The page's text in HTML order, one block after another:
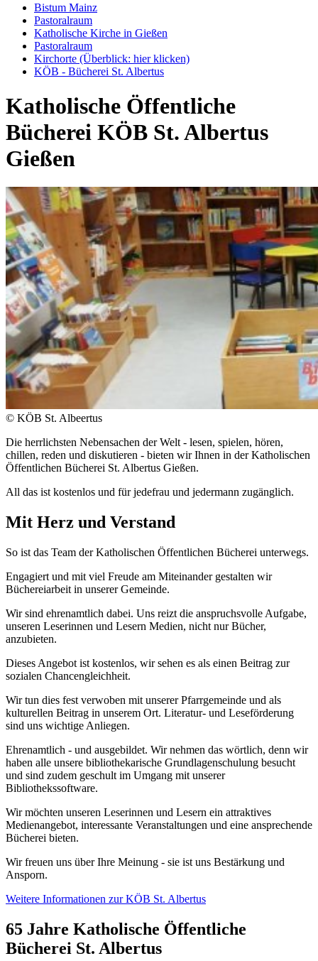
Bistum Mainz
Pastoralraum
Katholische Kirche in Gießen
Pastoralraum
Kirchorte (Überblick: hier klicken)
KÖB - Bücherei St. Albertus
Katholische Öffentliche
Bücherei KÖB St. Albertus
Gießen
© KÖB St. Albeertus
Die herrlichsten Nebensachen der Welt - lesen, spielen, hören,
chillen, reden und diskutieren - bieten wir Ihnen in der Katholischen
Öffentlichen Bücherei St. Albertus Gießen.
All das ist kostenlos und für jedefrau und jedermann zugänglich.
Mit Herz und Verstand
So ist das Team der Katholischen Öffentlichen Bücherei unterwegs.
Engagiert und mit viel Freude am Miteinander gestalten wir
Büchereiarbeit in unserer Gemeinde.
Wir sind ehrenamtlich dabei. Uns reizt die anspruchsvolle Aufgabe,
unseren Leserinnen und Lesern Medien, nicht nur Bücher,
anzubieten.
Dieses Angebot ist kostenlos, wir sehen es als einen Beitrag zur
sozialen Chancengleichheit.
Wir tun dies fest verwoben mit unserer Pfarrgemeinde und als
kulturellen Beitrag in unserem Ort. Literatur- und Leseförderung
sind uns wichtige Anliegen.
Ehrenamtlich - und ausgebildet. Wir nehmen das wörtlich, denn wir
haben alle unsere bibliothekarische Grundlagenschulung besucht
und sind zudem geschult im Umgang mit unserer
Bibliothekssoftware.
Wir möchten unseren Leserinnen und Lesern ein attraktives
Medienangebot, interessante Veranstaltungen und eine ansprechende
Bücherei bieten.
Wir freuen uns über Ihre Meinung - sie ist uns Bestärkung und
Ansporn.
Weitere Informationen zur KÖB St. Albertus
65 Jahre Katholische Öffentliche
Bücherei St. Albertus